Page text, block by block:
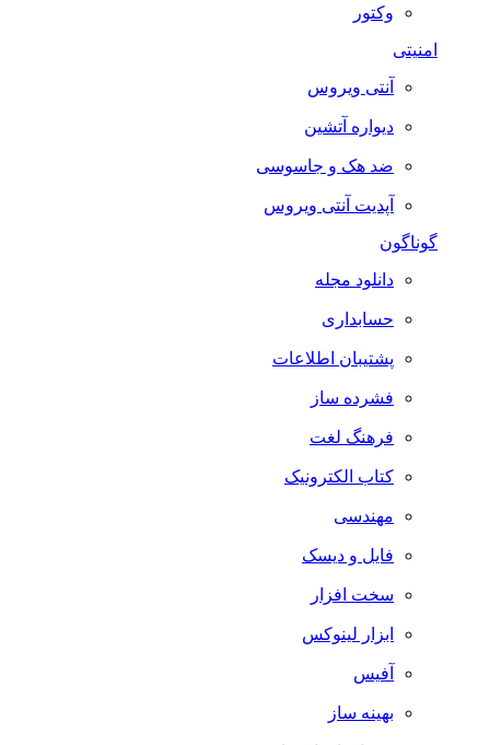
وکتور
امنیتی
آنتی ویروس
دیواره آتشین
ضد هک و جاسوسی
آپدیت آنتی ویروس
گوناگون
دانلود مجله
حسابداری
پشتیبان اطلاعات
فشرده ساز
فرهنگ لغت
کتاب الکترونیک
مهندسی
فایل و دیسک
سخت افزار
ابزار لینوکس
آفیس
بهینه ساز